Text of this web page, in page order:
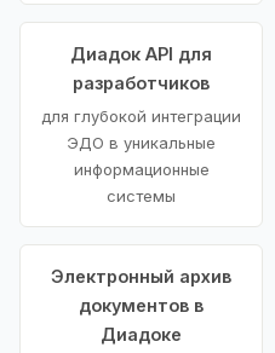
Диадок API для
разработчиков
для глубокой интеграции
ЭДО в уникальные
информационные
системы
Электронный архив
документов в
Диадоке